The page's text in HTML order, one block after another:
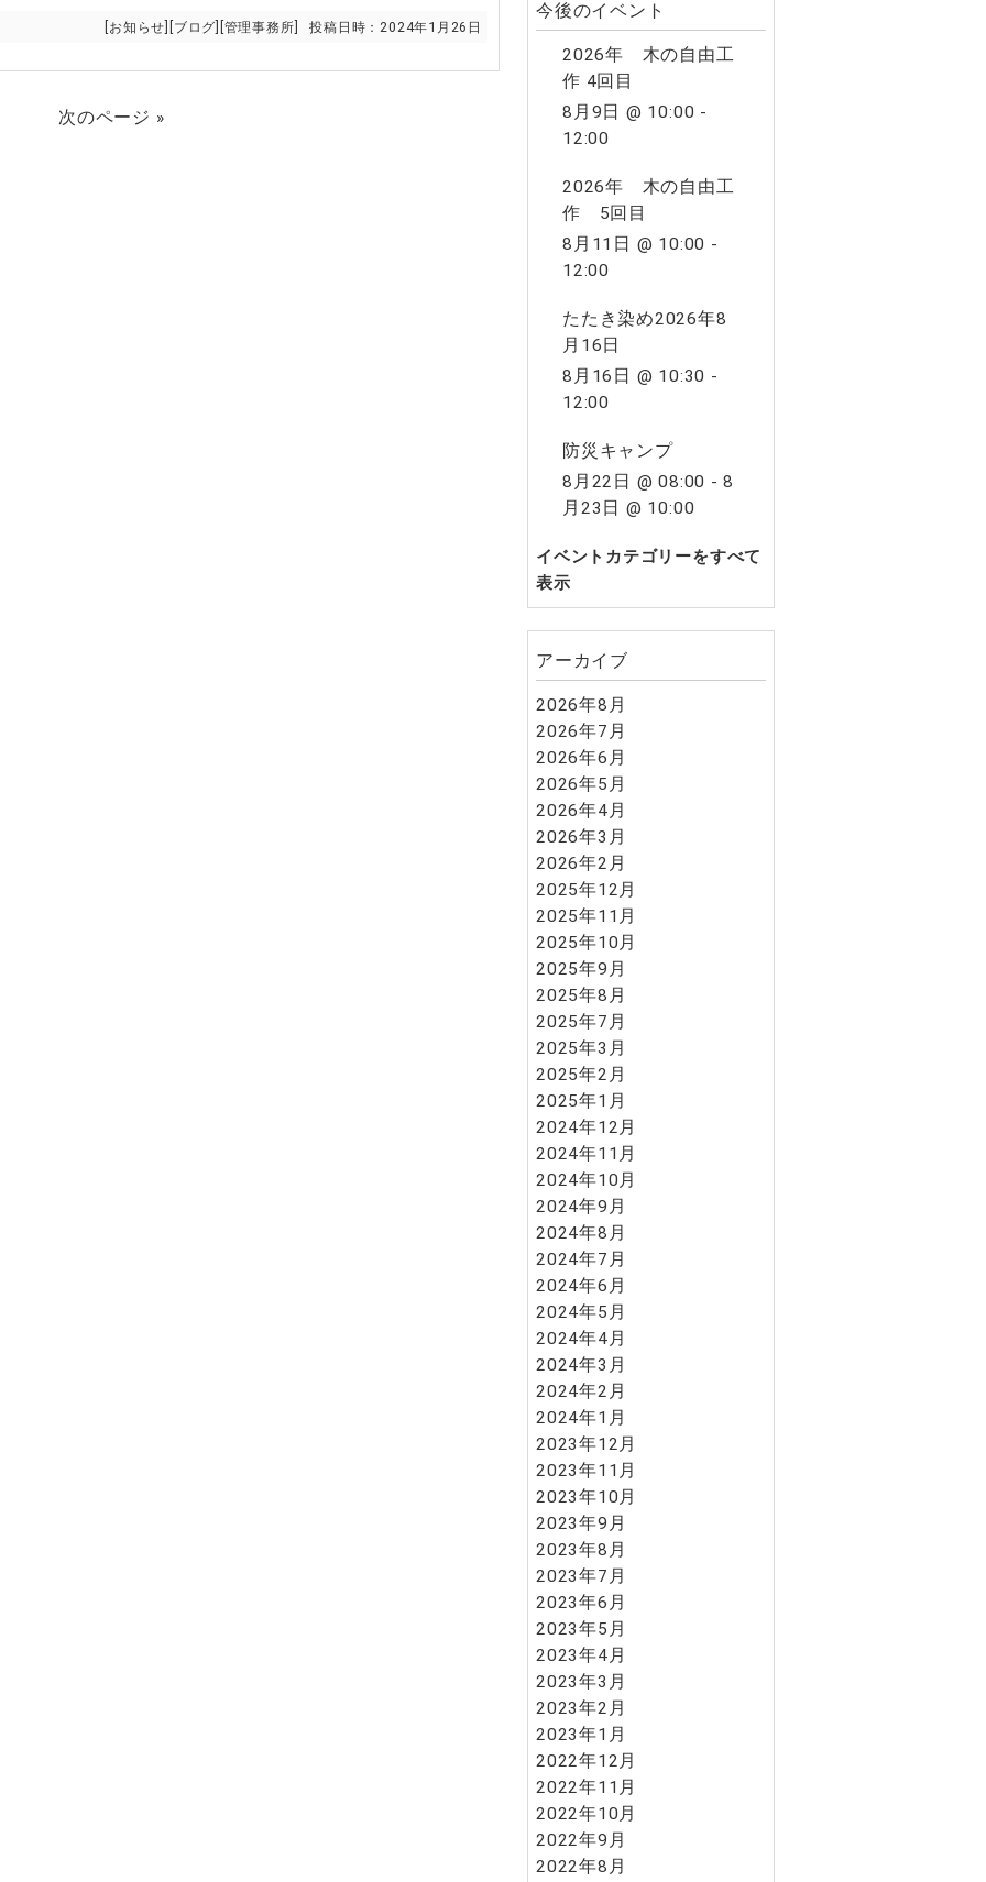
お知らせ ブログ 管理事務所 投稿日時：2024年1月26日
次のページ »
今後のイベント
2026年 木の自由工
作 4回目
8月9日 @ 10:00 -
12:00
2026年 木の自由工
作 5回目
8月11日 @ 10:00 -
12:00
たたき染め2026年8
月16日
8月16日 @ 10:30 -
12:00
防災キャンプ
8月22日 @ 08:00 -8
月23日 @ 10:00
イベントカテゴリーをすべて
表示
アーカイブ
2026年8月
2026年7月
2026年6月
2026年5月
2026年4月
2026年3月
2026年2月
2025年12月
2025年11月
2025年10月
2025年9月
2025年8月
2025年7月
2025年3月
2025年2月
2025年1月
2024年12月
2024年11月
2024年10月
2024年9月
2024年8月
2024年7月
2024年6月
2024年5月
2024年4月
2024年3月
2024年2月
2024年1月
2023年12月
2023年11月
2023年10月
2023年9月
2023年8月
2023年7月
2023年6月
2023年5月
2023年4月
2023年3月
2023年2月
2023年1月
2022年12月
2022年11月
2022年10月
2022年9月
2022年8月